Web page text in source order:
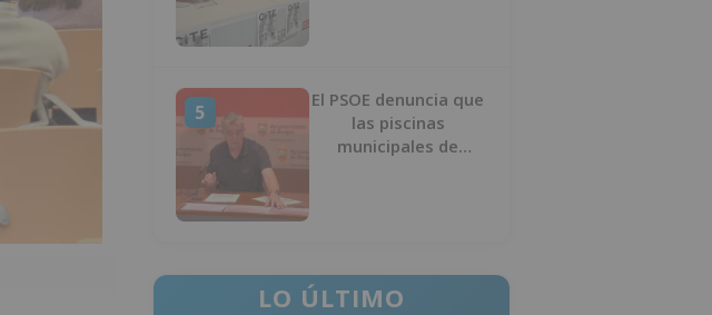
5
El PSOE denuncia que
las piscinas
municipales de
LO ÚLTIMO